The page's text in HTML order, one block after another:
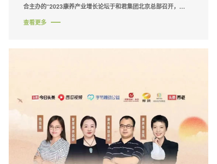
合主办的“2023康养产业增长论坛于和君集团北京总部召开，
学研究中心副主任党俊武与和君咨询副···
查看更多